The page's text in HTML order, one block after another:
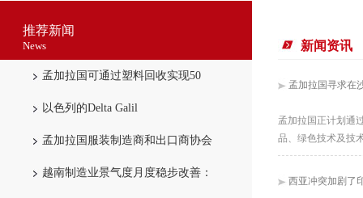
推荐新闻
News
孟加拉国可通过塑料回收实现50
以色列的Delta Galil
孟加拉国服装制造商和出口商协会
越南制造业景气度月度稳步改善：
新闻资讯
孟加拉国寻求在
孟加拉国正计划通
品、绿色技术及技
西亚冲突加剧了